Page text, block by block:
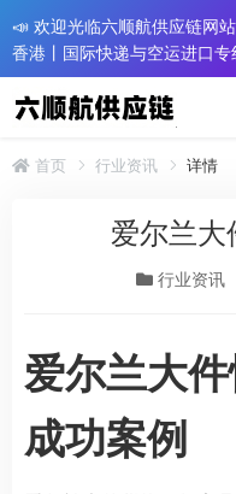
📣 欢迎光临六顺航供应链网
香港丨国际快递与空运进口专
首页 行业资讯 详情
爱尔兰
行业资讯
爱尔兰大
成功案例